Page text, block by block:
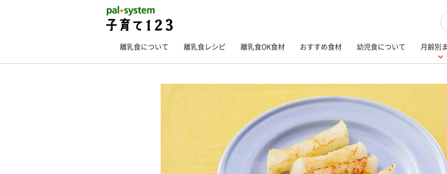
離乳食について 離乳食レシピ 離乳食OK食材 おすすめ食材 幼児食について 月齢別